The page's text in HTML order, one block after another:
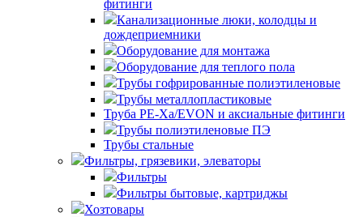
фитинги
Канализационные люки, колодцы и
дождеприемники
Оборудование для монтажа
Оборудование для теплого пола
Трубы гофрированные полиэтиленовые
Трубы металлопластиковые
Труба PE-Xa/EVON и аксиальные фитинги
Трубы полиэтиленовые ПЭ
Трубы стальные
Фильтры, грязевики, элеваторы
Фильтры
Фильтры бытовые, картриджы
Хозтовары